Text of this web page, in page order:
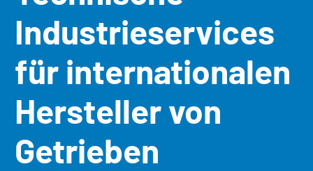
Industrieservices
für internationalen
Hersteller von
Getrieben